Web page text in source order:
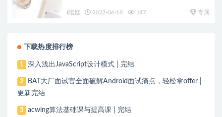
i陪娃 2022-06-18 147 专属
下载热度排行榜
1 深入浅出JavaScript设计模式 | 完结
2
BAT大厂面试官全面破解Android面试痛点，轻松拿offer |
更新完结
3 acwing算法基础课与提高课 | 完结